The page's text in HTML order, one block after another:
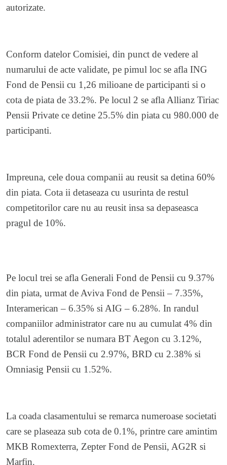
autorizate.
Conform datelor Comisiei, din punct de vedere al
numarului de acte validate, pe pimul loc se afla ING
Fond de Pensii cu 1,26 milioane de participanti si o
cota de piata de 33.2%. Pe locul 2 se afla Allianz Tiriac
Pensii Private ce detine 25.5% din piata cu 980.000 de
participanti.
Impreuna, cele doua companii au reusit sa detina 60%
din piata. Cota ii detaseaza cu usurinta de restul
competitorilor care nu au reusit insa sa depaseasca
pragul de 10%.
Pe locul trei se afla Generali Fond de Pensii cu 9.37%
din piata, urmat de Aviva Fond de Pensii – 7.35%,
Interamerican – 6.35% si AIG – 6.28%. In randul
companiilor administrator care nu au cumulat 4% din
totalul aderentilor se numara BT Aegon cu 3.12%,
BCR Fond de Pensii cu 2.97%, BRD cu 2.38% si
Omniasig Pensii cu 1.52%.
La coada clasamentului se remarca numeroase societati
care se plaseaza sub cota de 0.1%, printre care amintim
MKB Romexterra, Zepter Fond de Pensii, AG2R si
Marfin.